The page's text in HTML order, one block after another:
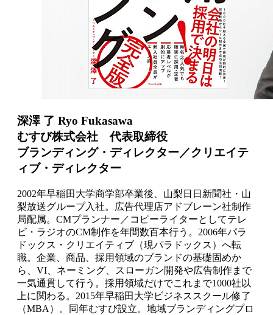
深澤 了 Ryo Fukasawa
むすび株式会社 代表取締役
ブランディング・ディレクター／クリエイテ
ィブ・ディレクター
2002年早稲田大学商学部卒業後、山梨日日新聞社・山
梨放送グループ入社。広告代理店アドブレーン社制作
局配属。CMプランナー／コピーライターとしてテレ
ビ・ラジオのCM制作を年間数百本行う。2006年パラ
ドックス・クリエイティブ（現パラドックス）へ転
職。企業、商品、採用領域のブランドの基礎固めか
ら、VI、ネーミング、スローガン開発や広告制作まで
一気通貫して行う。採用領域だけでこれまで1000社以
上に関わる。2015年早稲田大学ビジネススクール修了
（MBA）。同年むすび設立。地域ブランディングプロ